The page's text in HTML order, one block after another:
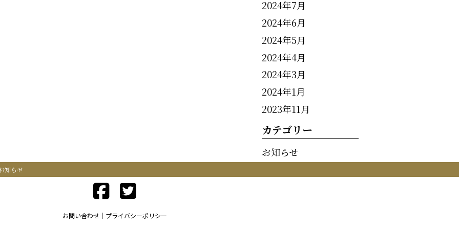
2024年7月
2024年6月
2024年5月
2024年4月
2024年3月
2024年1月
2023年11月
カテゴリー
お知らせ
知らせ
お問い合わせ プライバシーポリシー